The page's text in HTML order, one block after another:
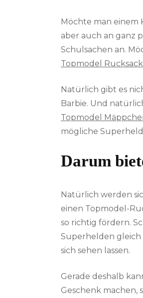
Möchte man einem
aber auch an ganz
Schulsachen an.
Topmodel Rucksack
Natürlich gibt es
Barbie. Und
Topmodel
mögliche
Darum
Natürlich werden
einen Topmodel-
so richtig fördern.
Superhelden gleich
sich sehen lassen.
Gerade deshalb
Geschenk machen,